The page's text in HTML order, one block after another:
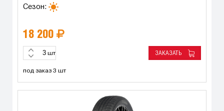
Сезон:
18 200
шт ЗАКАЗАТЬ
под заказ 3 шт